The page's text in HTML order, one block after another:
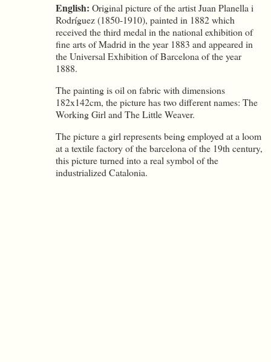
English: Original picture of the artist Juan Planella i
Rodríguez (1850-1910), painted in 1882 which
received the third medal in the national exhibition of
fine arts of Madrid in the year 1883 and appeared in
the Universal Exhibition of Barcelona of the year
1888.
The painting is oil on fabric with dimensions
182x142cm, the picture has two different names: The
Working Girl and The Little Weaver.
The picture a girl represents being employed at a loom
at a textile factory of the barcelona of the 19th century,
this picture turned into a real symbol of the
industrialized Catalonia.